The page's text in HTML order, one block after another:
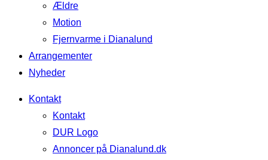
Ældre
Motion
Fjernvarme i Dianalund
Arrangementer
Nyheder
Kontakt
Kontakt
DUR Logo
Annoncer på Dianalund.dk